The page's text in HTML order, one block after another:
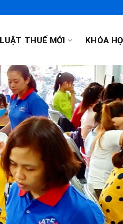
LUẬT THUẾ MỚI KHÓA